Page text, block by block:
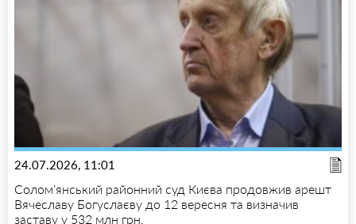
24.07.2026, 11:01
Солом’янський районний суд Києва продовжив арешт
Вячеславу Богуслаєву до 12 вересня та визначив
заставу у 532 млн грн.